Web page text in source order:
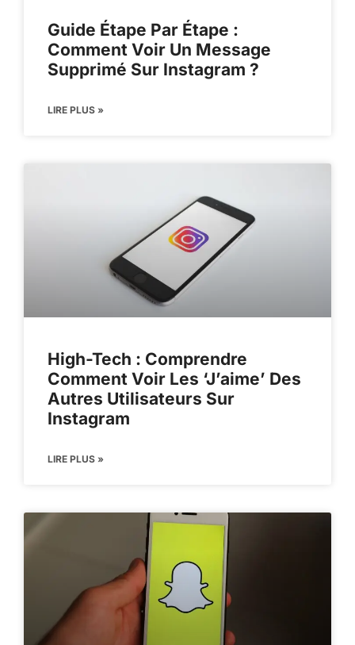
Guide Étape Par Étape :
Comment Voir Un Message
Supprimé Sur Instagram ?
LIRE PLUS »
High-Tech : Comprendre
Comment Voir Les ‘J’aime’ Des
Autres Utilisateurs Sur
Instagram
LIRE PLUS »